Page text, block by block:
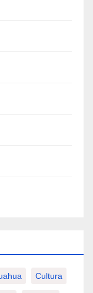
Cultura